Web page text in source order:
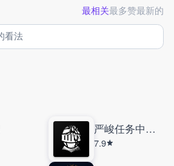
最相关最多赞最新的
严峻任务中文版
7.9